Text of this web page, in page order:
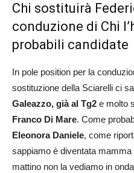
Chi sostituirà
conduzione di Chi
probabili candidate
In pole position per la
sostituzione della Sciarelli ci
Galeazzo, già al Tg2 e molto
Franco Di Mare. Come
Eleonora Daniele, come
sappiamo è diventata
mattino non la vediamo in